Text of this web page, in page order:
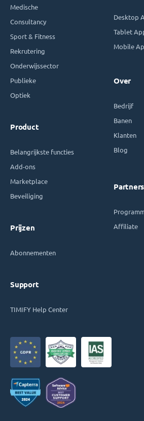
Medische
Consultancy
Sport & Fitness
Rekrutering
Onderwijssector
Publieke
Optiek
Product
Belangrijkste functies
Add-ons
Marketplace
Beveiliging
Prijzen
Abonnementen
Support
TIMIFY Help Center
Desktop
Tablet
Mobile
Over
Bedrijf
Banen
Klanten
Blog
Partners
Affiliate